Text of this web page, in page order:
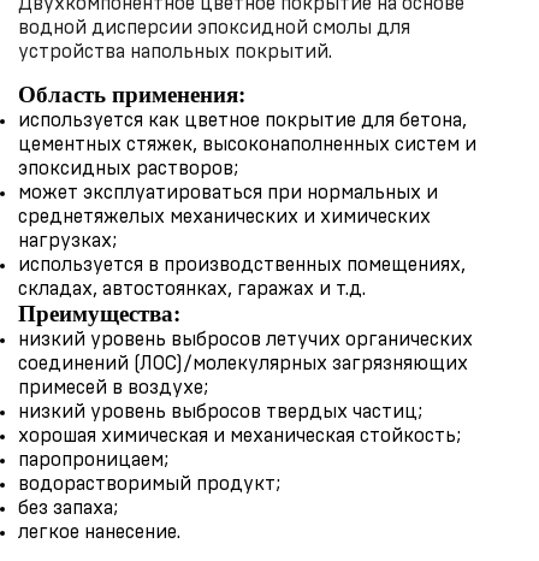
водной дисперсии эпоксидной смолы для
устройства напольных покрытий.
Область применения:
используется как цветное покрытие для бетона,
цементных стяжек, высоконаполненных систем и
эпоксидных растворов;
может эксплуатироваться при нормальных и
среднетяжелых механических и химических
нагрузках;
используется в производственных помещениях,
складах, автостоянках, гаражах и т.д.
Преимущества:
низкий уровень выбросов летучих органических
соединений (ЛОС)/молекулярных загрязняющих
примесей в воздухе;
низкий уровень выбросов твердых частиц;
хорошая химическая и механическая стойкость;
паропроницаем;
водорастворимый продукт;
без запаха;
легкое нанесение.